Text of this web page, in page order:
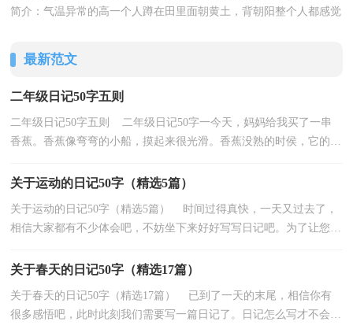
简介：气温异常的高一个人蹲在田里面朝黄土，背朝阳整个人都感觉
最新范文
二年级日记50字五则
二年级日记50字五则 二年级日记50字一今天，妈妈给我买了一串
香蕉。香蕉像弯弯的小船，摸起来很光滑。香蕉没熟的时侯，它的皮
关于运动的日记50字（精选5篇）
关于运动的日记50字（精选5篇） 时间过得真快，一天又过去了，
相信大家都有不少体会吧，不妨坐下来好好写写日记吧。为了让您不
关于春天的日记50字（精选17篇）
关于春天的日记50字（精选17篇） 已到了一天的末尾，相信你有
很多感悟吧，此时此刻我们需要写一篇日记了。日记怎么写才不会千